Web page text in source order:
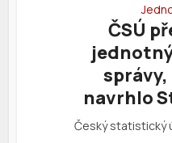
ČSÚ
navrhlo
Český statistický